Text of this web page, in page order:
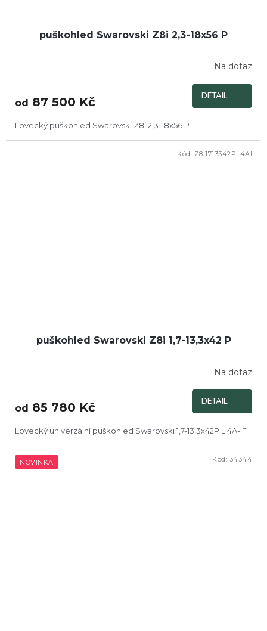
puškohled Swarovski Z8i 2,3-18x56 P
Na dotaz
od 87 500 Kč DETAIL
Lovecký puškohled Swarovski Z8i 2,3-18x56 P
puškohled Swarovski Z8i 1,7-13,3x42 P
Na dotaz
od 85 780 Kč DETAIL
Lovecký univerzální puškohled Swarovski 1,7-13,3x42P L 4A-IF
Kód: Z8I1713342PL4AI
NOVINKA Kód: 34344